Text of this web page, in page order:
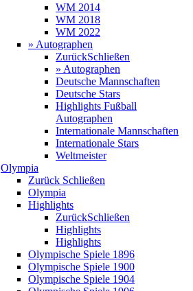
WM 2014
WM 2018
WM 2022
» Autographen
ZurückSchließen
» Autographen
Deutsche Mannschaften
Deutsche Stars
Highlights Fußball
Autographen
Internationale Mannschaften
Internationale Stars
Weltmeister
Olympia
Zurück Schließen
Olympia
Highlights
ZurückSchließen
Highlights
Highlights
Olympische Spiele 1896
Olympische Spiele 1900
Olympische Spiele 1904